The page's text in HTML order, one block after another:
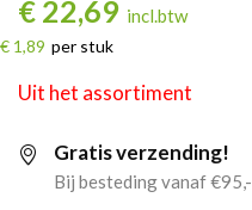
€ 22,69 incl.btw
€ 1,89 per stuk
Uit het assortiment
Gratis verzending!
Bij besteding vanaf €95,-